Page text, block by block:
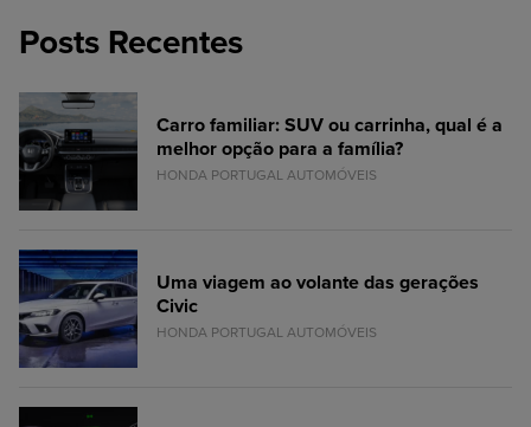
Posts Recentes
Carro familiar: SUV ou carrinha, qual é a
melhor opção para a família?
HONDA PORTUGAL AUTOMÓVEIS
Uma viagem ao volante das gerações
Civic
HONDA PORTUGAL AUTOMÓVEIS